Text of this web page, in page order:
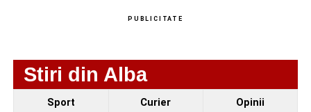
Constantin PREDESCU
PUBLICITATE
Stiri din Alba
Sport Curier Opinii